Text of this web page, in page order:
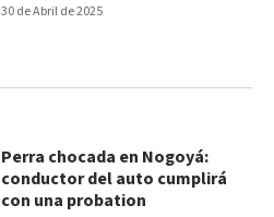
30 de Abril de 2025
Perra chocada en Nogoyá:
conductor del auto cumplirá
con una probation